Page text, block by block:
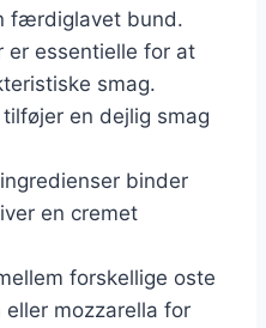
færdiglavet bund.
er essentielle for at
smag.
en dejlig smag
binder
en cremet
forskellige oste
mozzarella for